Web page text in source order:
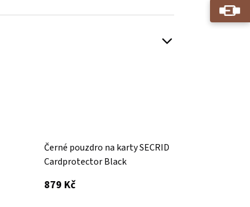
Černé pouzdro na karty SECRID
Cardprotector Black
879 Kčs DPH